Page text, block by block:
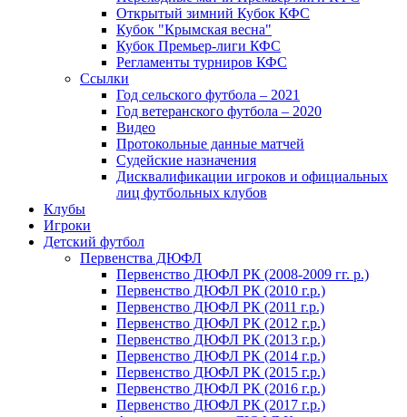
Открытый зимний Кубок КФС
Кубок "Крымская весна"
Кубок Премьер-лиги КФС
Регламенты турниров КФС
Ссылки
Год сельского футбола – 2021
Год ветеранского футбола – 2020
Видео
Протокольные данные матчей
Судейские назначения
Дисквалификации игроков и официальных
лиц футбольных клубов
Клубы
Игроки
Детский футбол
Первенства ДЮФЛ
Первенство ДЮФЛ РК (2008-2009 гг. р.)
Первенство ДЮФЛ РК (2010 г.р.)
Первенство ДЮФЛ РК (2011 г.р.)
Первенство ДЮФЛ РК (2012 г.р.)
Первенство ДЮФЛ РК (2013 г.р.)
Первенство ДЮФЛ РК (2014 г.р.)
Первенство ДЮФЛ РК (2015 г.р.)
Первенство ДЮФЛ РК (2016 г.р.)
Первенство ДЮФЛ РК (2017 г.р.)